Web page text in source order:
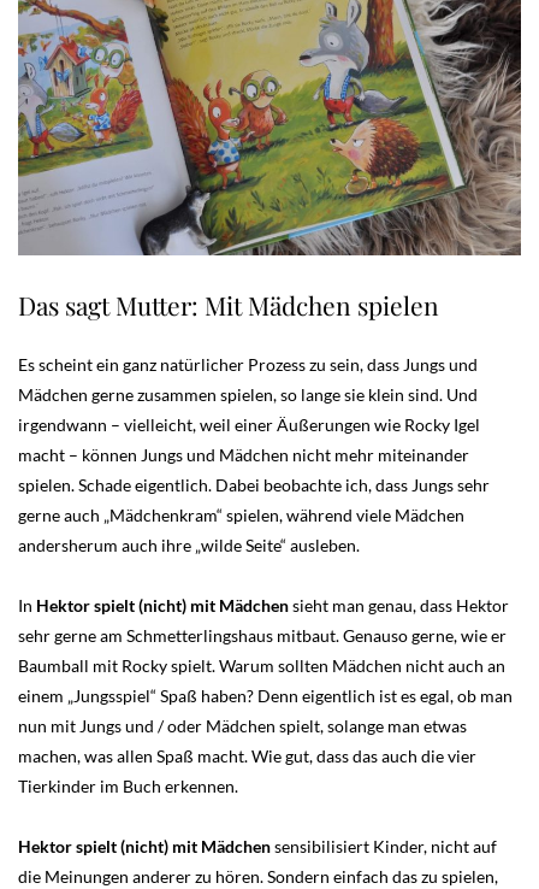
Das sagt Mutter: Mit Mädchen spielen
Es scheint ein ganz natürlicher Prozess zu sein, dass Jungs und
Mädchen gerne zusammen spielen, so lange sie klein sind. Und
irgendwann – vielleicht, weil einer Äußerungen wie Rocky Igel
macht – können Jungs und Mädchen nicht mehr miteinander
spielen. Schade eigentlich. Dabei beobachte ich, dass Jungs sehr
gerne auch „Mädchenkram“ spielen, während viele Mädchen
andersherum auch ihre „wilde Seite“ ausleben.
In Hektor spielt (nicht) mit Mädchensieht man genau, dass Hektor
sehr gerne am Schmetterlingshaus mitbaut. Genauso gerne, wie er
Baumball mit Rocky spielt. Warum sollten Mädchen nicht auch an
einem „Jungsspiel“ Spaß haben? Denn eigentlich ist es egal, ob man
nun mit Jungs und / oder Mädchen spielt, solange man etwas
machen, was allen Spaß macht. Wie gut, dass das auch die vier
Tierkinder im Buch erkennen.
Hektor spielt (nicht) mit Mädchensensibilisiert Kinder, nicht auf
die Meinungen anderer zu hören. Sondern einfach das zu spielen,